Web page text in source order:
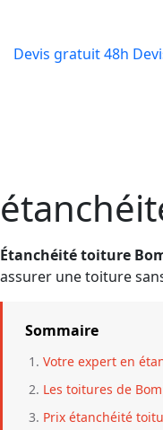
Devis gratuit 48h
Étanchéité toiture
assurer une toiture
Sommaire
Votre expert en
Les toitures de
Prix étanchéité